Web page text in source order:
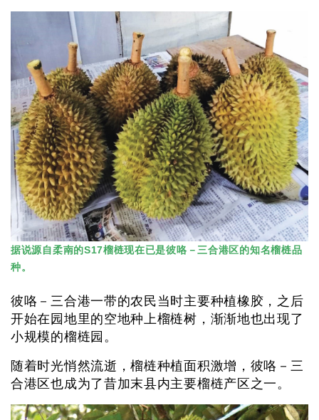
据说源自柔南的S17榴梿现在已是彼咯－三合港区的知名榴梿品
种。
彼咯－三合港一带的农民当时主要种植橡胶，之后
开始在园地里的空地种上榴梿树，渐渐地也出现了
小规模的榴梿园。
随着时光悄然流逝，榴梿种植面积激增，彼咯－三
合港区也成为了昔加末县内主要榴梿产区之一。